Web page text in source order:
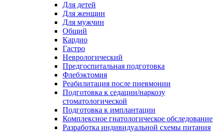
Для детей
Для женщин
Для мужчин
Общий
Кардио
Гастро
Неврологический
Предгоспитальная подготовка
Флебэктомия
Реабилитация после пневмонии
Подготовка к седации/наркозу
стоматологической
Подготовка к имплантации
Комплексное гнатологическое обследование
Разработка индивидуальной схемы питания